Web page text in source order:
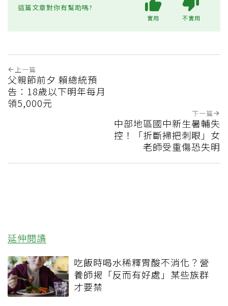
這篇文章對你有幫助嗎?
實用 不實用
上一篇
父親節前夕 賴總統預
告：18歲以下明年每月
領5,000元
下一篇
中部地區國中新生暑輔失
控！「折斷掃把刺眼」女
老師受重傷恐失明
延伸閱讀
吃飯時喝水稀釋胃酸不消化？營
養師揭「反而有好處」某些族群
才要禁